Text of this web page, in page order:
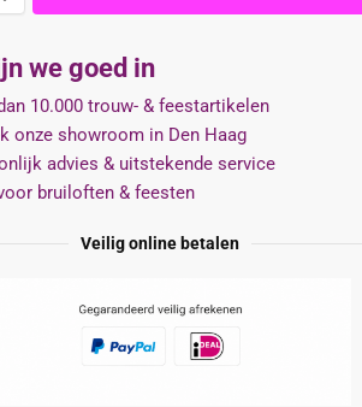
we goed in
10.000 trouw- & feestartikelen
onze showroom in Den Haag
advies & uitstekende service
bruiloften & feesten
Veilig online betalen